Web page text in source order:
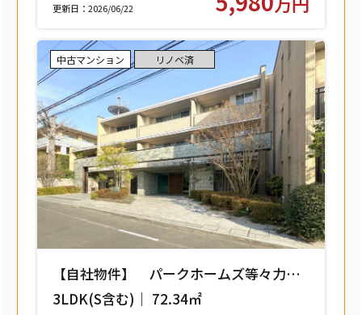
更新日：2026/06/22
中古マンション リノベ済
【自社物件】 パークホームズ等々力レ
ジデンススクエア 208号室 【世田谷区
中町】
3LDK(S含む)｜ 72.34㎡